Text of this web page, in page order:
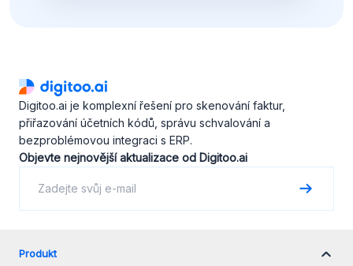
Digitoo.ai je komplexní řešení pro skenování faktur,
přiřazování účetních kódů, správu schvalování a
bezproblémovou integraci s ERP.
Objevte nejnovější aktualizace od Digitoo.ai
Produkt